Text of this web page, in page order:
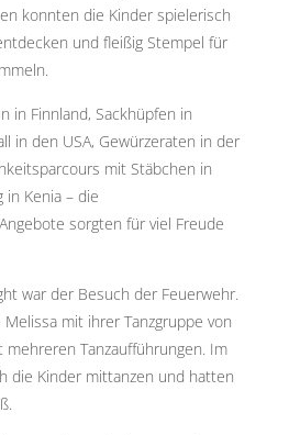
konnten die Kinder spielerisch
und fleißig Stempel für
in Finnland, Sackhüpfen in
in den USA, Gewürzeraten in der
mit Stäbchen in
in Kenia – die
sorgten für viel Freude
war der Besuch der Feuerwehr.
mit ihrer Tanzgruppe von
mehreren Tanzaufführungen. Im
die Kinder mittanzen und hatten